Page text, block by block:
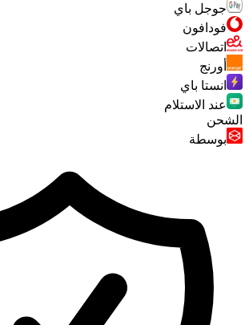
جوجل باي
فودافون
اتصالات
أورنج
انستا باي
عند الاستلام
الشحن
بوسطة